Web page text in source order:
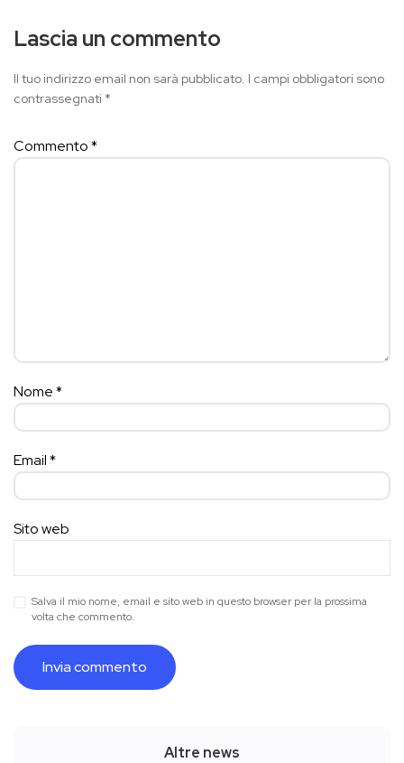
Lascia un commento
Il tuo indirizzo email non sarà pubblicato. I campi obbligatori sono
contrassegnati *
Commento*
Nome*
Email*
Sito web
Salva il mio nome, email e sito web in questo browser per la prossima
volta che commento.
Altre news